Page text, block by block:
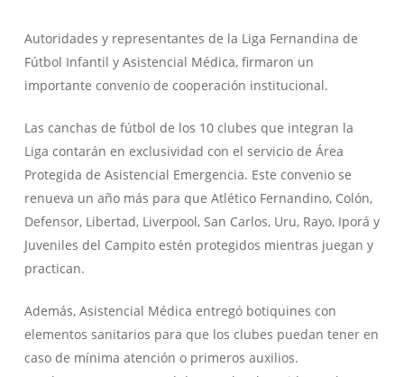
Autoridades y representantes de la Liga Fernandina de
Fútbol Infantil y Asistencial Médica, firmaron un
importante convenio de cooperación institucional.
Las canchas de fútbol de los 10 clubes que integran la
Liga contarán en exclusividad con el servicio de Área
Protegida de Asistencial Emergencia. Este convenio se
renueva un año más para que Atlético Fernandino, Colón,
Defensor, Libertad, Liverpool, San Carlos, Uru, Rayo, Iporá y
Juveniles del Campito estén protegidos mientras juegan y
practican.
Además, Asistencial Médica entregó botiquines con
elementos sanitarios para que los clubes puedan tener en
caso de mínima atención o primeros auxilios.